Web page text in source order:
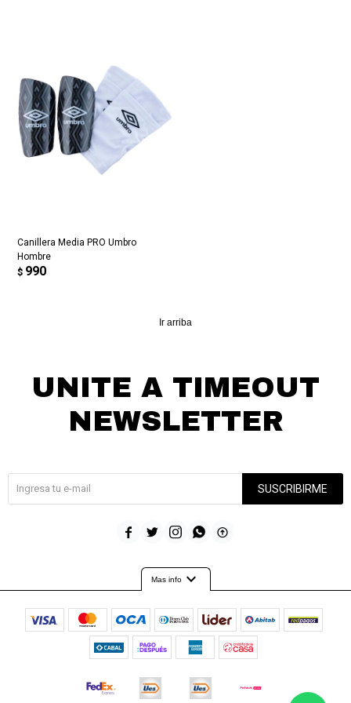
Canillera Media PRO Umbro
Hombre
$ 990
Ir arriba
UNITE A TIMEOUT
NEWSLETTER
SUSCRIBIRME
    
Mas infoexpand_more